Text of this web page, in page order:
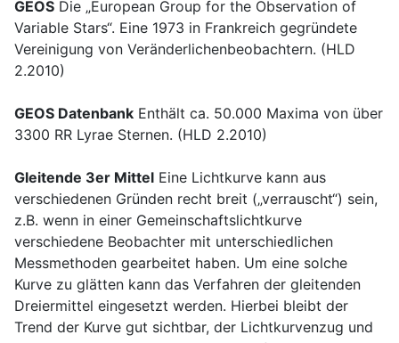
GEOS Die „European Group for the Observation of
Variable Stars“. Eine 1973 in Frankreich gegründete
Vereinigung von Veränderlichenbeobachtern. (HLD
2.2010)
GEOS Datenbank Enthält ca. 50.000 Maxima von über
3300 RR Lyrae Sternen. (HLD 2.2010)
Gleitende 3er Mittel Eine Lichtkurve kann aus
verschiedenen Gründen recht breit („verrauscht“) sein,
z.B. wenn in einer Gemeinschaftslichtkurve
verschiedene Beobachter mit unterschiedlichen
Messmethoden gearbeitet haben. Um eine solche
Kurve zu glätten kann das Verfahren der gleitenden
Dreiermittel eingesetzt werden. Hierbei bleibt der
Trend der Kurve gut sichtbar, der Lichtkurvenzug und